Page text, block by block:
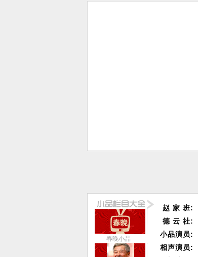
春晚小品
赵 家 班:
德 云 社:
小品演员:
相声演员: